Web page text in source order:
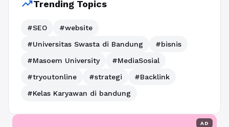
trending_upTrending Topics
#SEO
#website
#Universitas Swasta di Bandung
#bisnis
#Masoem University
#MediaSosial
#tryoutonline
#strategi
#Backlink
#Kelas Karyawan di bandung
AD